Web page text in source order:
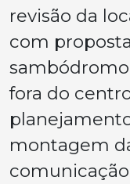
revisão da
com
fora do
montagem